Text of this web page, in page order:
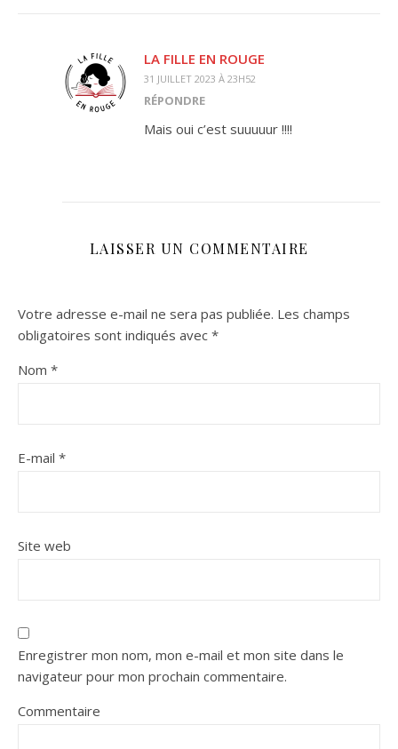
LA FILLE EN ROUGE
31 JUILLET 2023 À 23H52
RÉPONDRE
Mais oui c’est suuuuur !!!!
LAISSER UN COMMENTAIRE
Votre adresse e-mail ne sera pas publiée. Les champs
obligatoires sont indiqués avec *
Nom *
E-mail *
Site web
Enregistrer mon nom, mon e-mail et mon site dans le
navigateur pour mon prochain commentaire.
Commentaire